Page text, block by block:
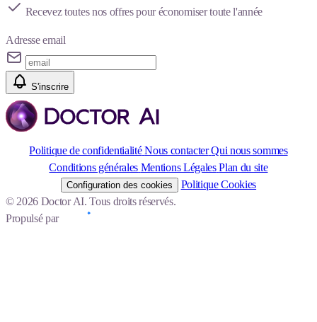
Recevez toutes nos offres pour économiser toute l'année
Adresse email
S'inscrire
Politique de confidentialité Nous contacter Qui nous sommes
Conditions générales Mentions Légales Plan du site
Configuration des cookies
Politique Cookies
© 2026 Doctor AI. Tous droits réservés.
Propulsé par